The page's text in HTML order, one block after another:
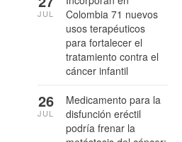
Colombia 71 nuevos
usos terapéuticos
para fortalecer el
tratamiento contra el
cáncer infantil
JUL
Medicamento para la
disfunción eréctil
podría frenar la
26
JUL